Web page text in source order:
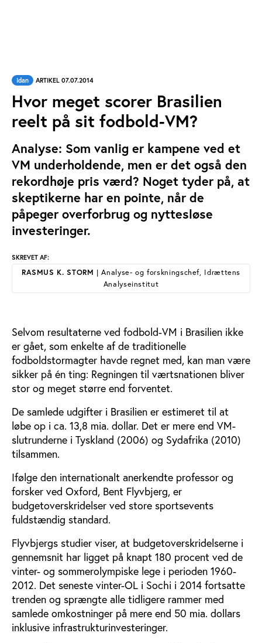
Idan ARTIKEL 07.07.2014
Hvor meget scorer Brasilien
reelt på sit fodbold-VM?
Analyse: Som vanlig er kampene ved et
VM underholdende, men er det også den
rekordhøje pris værd? Noget tyder på, at
skeptikerne har en pointe, når de
påpeger overforbrug og nyttesløse
investeringer.
SKREVET AF:
RASMUS K. STORM | Analyse- og forskningschef, Idrættens
Analyseinstitut
Selvom resultaterne ved fodbold-VM i Brasilien ikke
er gået, som enkelte af de traditionelle
fodboldstormagter havde regnet med, kan man være
sikker på én ting: Regningen til værtsnationen bliver
stor og meget større end forventet.
De samlede udgifter i Brasilien er estimeret til at
løbe op i ca. 13,8 mia. dollar. Det er mere end VM-
slutrunderne i Tyskland (2006) og Sydafrika (2010)
tilsammen.
Ifølge den internationalt anerkendte professor og
forsker ved Oxford, Bent Flyvbjerg, er
budgetoverskridelser ved store sportsevents
fuldstændig standard.
Flyvbjergs studier viser, at budgetoverskridelserne i
gennemsnit har ligget på knapt 180 procent ved de
vinter- og sommerolympiske lege i perioden 1960-
2012. Det seneste vinter-OL i Sochi i 2014 fortsatte
trenden og sprængte alle tidligere rammer med
samlede omkostninger på mere end 50 mia. dollars
inklusive infrastrukturinvesteringer.